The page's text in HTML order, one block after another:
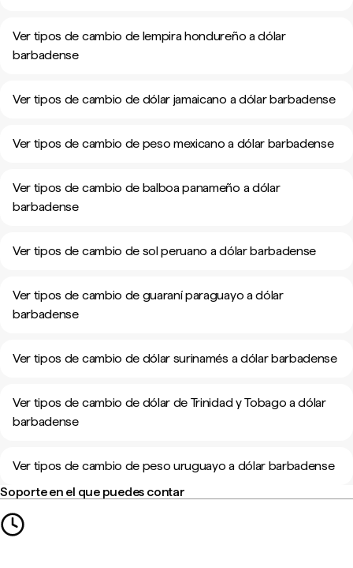
Ver tipos de cambio de lempira hondureño a dólar
barbadense
Ver tipos de cambio de dólar jamaicano a dólar barbadense
Ver tipos de cambio de peso mexicano a dólar barbadense
Ver tipos de cambio de balboa panameño a dólar
barbadense
Ver tipos de cambio de sol peruano a dólar barbadense
Ver tipos de cambio de guaraní paraguayo a dólar
barbadense
Ver tipos de cambio de dólar surinamés a dólar barbadense
Ver tipos de cambio de dólar de Trinidad y Tobago a dólar
barbadense
Ver tipos de cambio de peso uruguayo a dólar barbadense
Soporte en el que puedes contar